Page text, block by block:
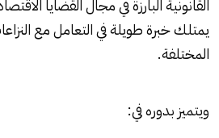
القانونية البارزة في مجال القضايا
يمتلك خبرة طويلة في التعامل مع
المختلفة.
ويتميز بدوره في: